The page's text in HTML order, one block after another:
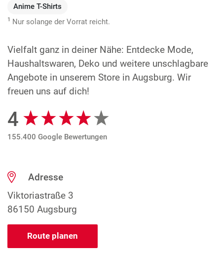
Anime T-Shirts
1 Nur solange der Vorrat reicht.
Vielfalt ganz in deiner Nähe: Entdecke Mode,
Haushaltswaren, Deko und weitere unschlagbare
Angebote in unserem Store in Augsburg. Wir
freuen uns auf dich!
Google Bewertungen
4
155.400 Google Bewertungen
Adresse
Viktoriastraße 3
86150 Augsburg
Route planen